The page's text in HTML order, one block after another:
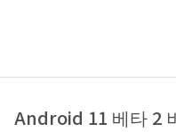
Android 11 베타 2